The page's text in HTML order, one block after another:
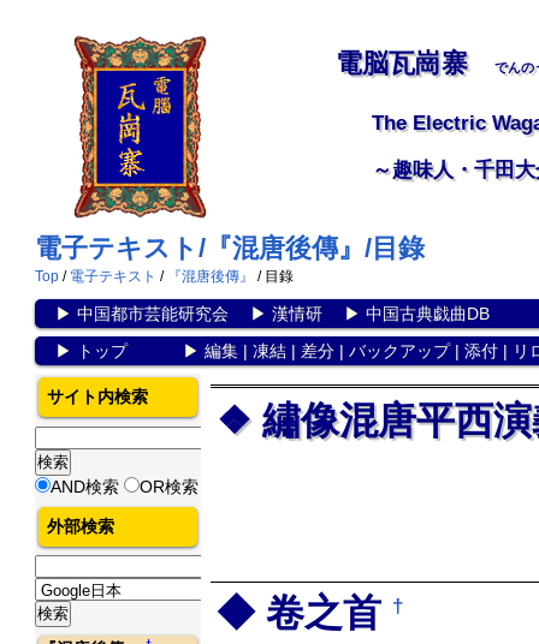
電脳瓦崗寨 でんの
The Electric
～趣味人・千田
電子テキスト/『混唐後傳』/目錄
Top / 電子テキスト / 『混唐後傳』 / 目錄
▶ 中国都市芸能研究会▶ 漢情研▶ 中国古典戯曲DB
▶
トップ▶ 編集| 凍結| 差分| バックアップ| 添付| リ
繡像混唐平西
卷之首 †
サイト内検索
AND検索 OR検索
外部検索